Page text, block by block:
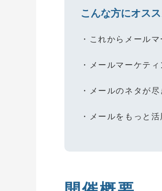
こんな方にオス
・これからメール
・メールマーケテ
・メールのネタが
・メールをもっと